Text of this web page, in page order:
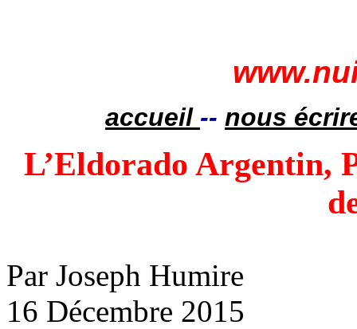
accueil -- nous
L’Eldorado Argentin,
Par Joseph Humire
16 Décembre 2015